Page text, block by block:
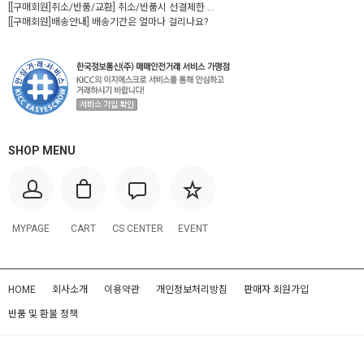
[[구매회원]취소/반품/교환] 취소/반품시 선결제한 ...
[[구매회원]배송안내] 배송기간은 얼마나 걸리나요?
SHOP MENU
MYPAGE CART CS CENTER EVENT
HOME 회사소개 이용약관 개인정보처리방침 판매자 회원가입
반품 및 환불 정책